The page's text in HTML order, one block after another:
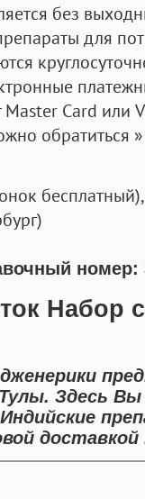
без
для
Card или
обратиться
бесплатный),
номер:
Набор
Здесь
доставкой